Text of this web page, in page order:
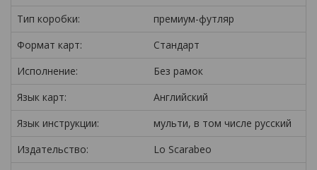
Тип коробки:
премиум-футляр
Формат карт:
Стандарт
Исполнение:
Без рамок
Язык карт:
Английский
Язык инструкции:
мульти, в том числе русский
Издательство:
Lo Scarabeo